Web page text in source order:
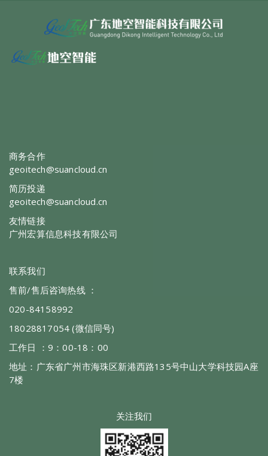
商务合作
geoitech@suancloud.cn
简历投递
geoitech@suancloud.cn
友情链接
广州宏算信息科技有限公司
联系我们
售前/售后咨询热线 ：
020-84158992
18028817054 (微信同号)
工作日 ：9：00-18：00
地址：广东省广州市海珠区新港西路135号中山大学科技园A座
7楼
关注我们